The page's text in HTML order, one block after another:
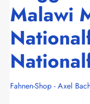
Malawi
Fahnen-Shop - Axel